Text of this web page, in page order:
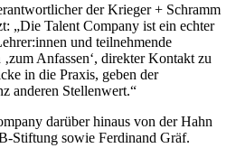
der Krieger + Schramm
„Die Talent Company ist ein echter
und teilnehmende
Anfassen‘, direkter Kontakt zu
in die Praxis, geben der
anderen Stellenwert.“
darüber hinaus von der Hahn
Stiftung sowie Ferdinand Gräf.